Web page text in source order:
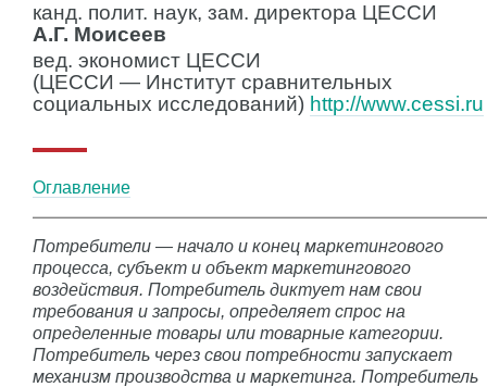
канд. полит. наук, зам. директора ЦЕССИ
А.Г. Моисеев
вед. экономист ЦЕССИ
(ЦЕССИ — Институт сравнительных
социальных исследований) http://www.cessi.ru
Оглавление
Потребители — начало и конец маркетингового
процесса, субъект и объект маркетингового
воздействия. Потребитель диктует нам свои
требования и запросы, определяет спрос на
определенные товары или товарные категории.
Потребитель через свои потребности запускает
механизм производства и маркетинга. Потребитель